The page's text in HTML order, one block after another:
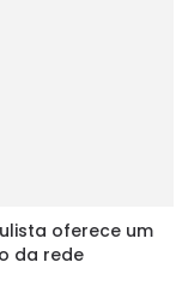
oferece um
da rede